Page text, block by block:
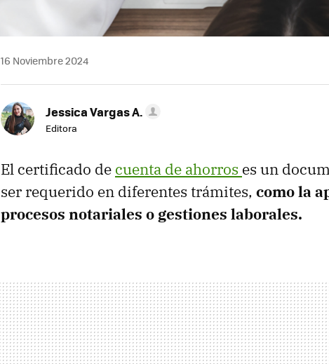
16 Noviembre 2024
Jessica Vargas A.
Editora
El certificado de cuenta de ahorros es un
ser requerido en diferentes trámites, como la
procesos notariales o gestiones laborales.